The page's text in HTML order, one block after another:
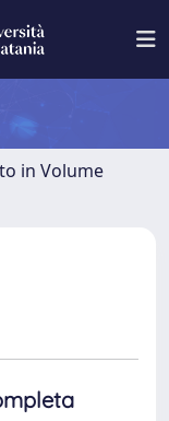
in Volume